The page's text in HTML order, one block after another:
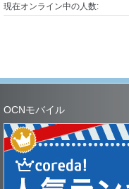
現在オンライン中の人数:
OCNモバイル